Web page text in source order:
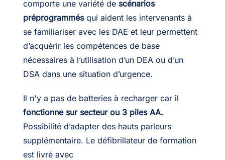
comporte une variété de scénarios
préprogrammésqui aident les intervenants à
se familiariser avec les DAE et leur permettent
d’acquérir les compétences de base
nécessaires à l’utilisation d’un DEA ou d’un
DSA dans une situation d’urgence.
Il n'y a pas de batteries à recharger car il
fonctionne sur secteur ou 3 piles AA.
Possibilité d’adapter des hauts parleurs
supplémentaire. Le défibrillateur de formation
est livré avec